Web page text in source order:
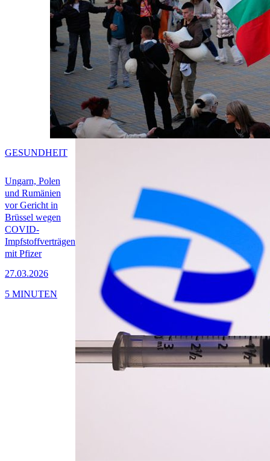
Ungarn, Polen
und Rumänien
vor Gericht in
Brüssel wegen
COVID-
Impfstoffverträgen
mit Pfizer
27.03.2026
GESUNDHEIT
5 MINUTEN